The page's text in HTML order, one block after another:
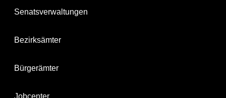
Senatsverwaltungen
Bezirksämter
Bürgerämter
Jobcenter